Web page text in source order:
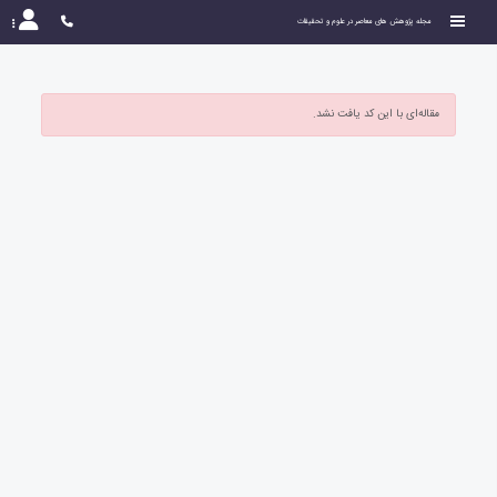
مجله پژوهش های معاصر در علوم و تحقیقات
مقاله‌ای با این کد یافت نشد.